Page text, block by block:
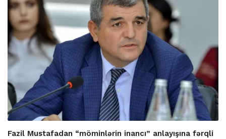
Fazil Mustafadan “möminlərin inancı” anlayışına fərqli